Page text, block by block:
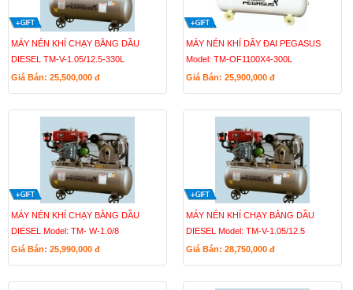
MÁY NÉN KHÍ CHẠY BẰNG DẦU
DIESEL TM-V-1.05/12.5-330L
Giá Bán: 25,500,000 đ
MÁY NÉN KHÍ DÂY ĐAI PEGASUS
Model: TM-OF1100X4-300L
Giá Bán: 25,900,000 đ
MÁY NÉN KHÍ CHẠY BẰNG DẦU
DIESEL Model: TM- W-1.0/8
Giá Bán: 25,990,000 đ
MÁY NÉN KHÍ CHẠY BẰNG DẦU
DIESEL Model: TM-V-1.05/12.5
Giá Bán: 28,750,000 đ